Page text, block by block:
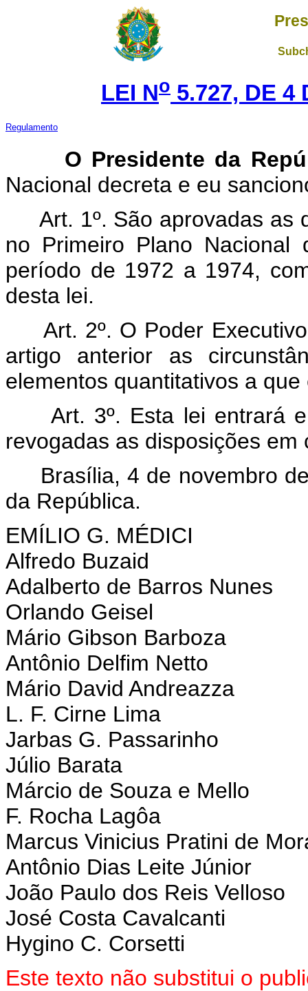
LEI No 5.727, DE 4
Regulamento
O Presidente da
Nacional decreta e eu
Art. 1º. São aprovadas as
no Primeiro Plano Nacional
período de 1972 a 1974,
desta lei.
Art. 2º. O Poder
artigo anterior as
elementos quantitativos a
Art. 3º. Esta lei entrará
revogadas as disposições em
Brasília, 4 de novembro de
da República.
EMÍLIO G. MÉDICI
Alfredo Buzaid
Adalberto de Barros Nunes
Orlando Geisel
Mário Gibson Barboza
Antônio Delfim Netto
Mário David Andreazza
L. F. Cirne Lima
Jarbas G. Passarinho
Júlio Barata
Márcio de Souza e Mello
F. Rocha Lagôa
Marcus Vinicius Pratini de
Antônio Dias Leite Júnior
João Paulo dos Reis Velloso
José Costa Cavalcanti
Hygino C. Corsetti
Este texto não substitui o